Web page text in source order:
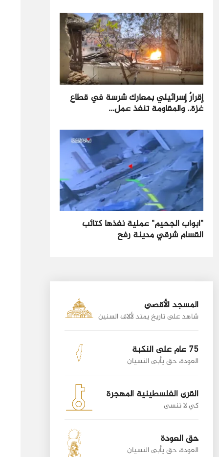
إقرارٌ إسرائيلي بمعارك شرسة في قطاع
غزة.. والمقاومة تنفذ عمل...
"أبواب الجحيم" عملية نفذها كتائب
القسام شرقي مدينة رفح
المسجد الأقصى
شاهد على تاريخ يمتد لألاف السنين
75 عام على النكبة
العودة، حق يأبى النسيان
القرى الفلسطينية المهجرة
كي لا ننسى
حق العودة
العودة، حق يأبى النسيان